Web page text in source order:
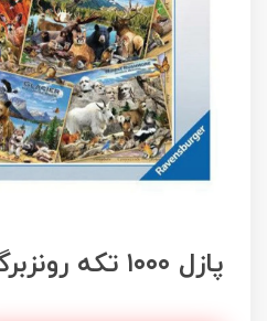
پازل ۱۰۰۰ تکه رونزبرگر